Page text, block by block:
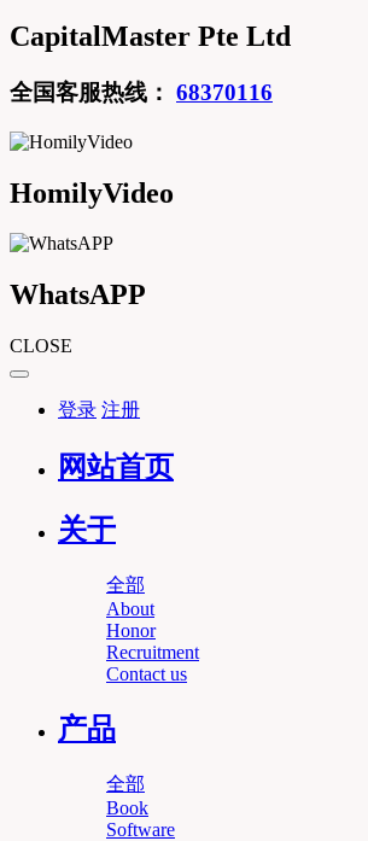
CapitalMaster Pte Ltd
全国客服热线： 68370116
HomilyVideo
WhatsAPP
CLOSE
登录 注册
网站首页
关于
全部
About
Honor
Recruitment
Contact us
产品
全部
Book
Software